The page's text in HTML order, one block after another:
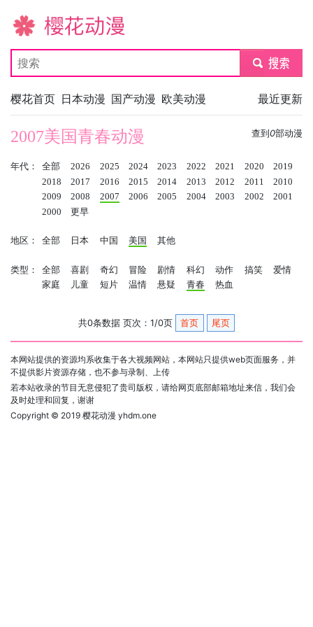
樱花动漫
submit
樱花首页 日本动漫 国产动漫 欧美动漫 最近更新
查到 0部动漫
2007美国青春动漫
年代： 全部 2026 2025 2024 2023 2022 2021 2020
2019
2018
2017 2016 2015 2014 2013 2012 2011
2010
2009
2008 2007 2006 2005 2004 2003 2002
2001
2000
更早
地区： 全部 日本 中国 美国 其他
类型： 全部 喜剧 奇幻 冒险 剧情 科幻 动作 搞笑
爱情
家庭
儿童 短片 温情 悬疑 青春 热血
共0条数据 页次：1/0页 首页 尾页
本网站提供的资源均系收集于各大视频网站，本网站只提供web页面服务，并
不提供影片资源存储，也不参与录制、上传
若本站收录的节目无意侵犯了贵司版权，请给网页底部邮箱地址来信，我们会
及时处理和回复，谢谢
Copyright © 2019 樱花动漫 yhdm.one